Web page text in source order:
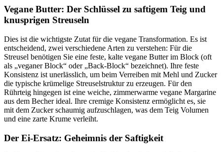
Vegane Butter: Der Schlüssel zu saftigem Teig und
knusprigen Streuseln
Dies ist die wichtigste Zutat für die vegane Transformation. Es ist
entscheidend, zwei verschiedene Arten zu verstehen: Für die
Streusel benötigen Sie eine feste, kalte vegane Butter im Block (oft
als „veganer Block“ oder „Back-Block“ bezeichnet). Ihre feste
Konsistenz ist unerlässlich, um beim Verreiben mit Mehl und Zucker
die typische krümelige Streuselstruktur zu erzeugen. Für den
Rührteig hingegen ist eine weiche, zimmerwarme vegane Margarine
aus dem Becher ideal. Ihre cremige Konsistenz ermöglicht es, sie
mit dem Zucker schaumig aufzuschlagen, was dem Teig Volumen
und eine zarte Krume verleiht.
Der Ei-Ersatz: Geheimnis der Saftigkeit